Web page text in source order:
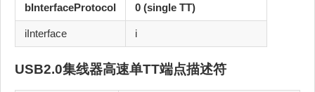
bInterfaceProtocol 0 (single TT)
iInterface i
USB2.0集线器高速单TT端点描述符